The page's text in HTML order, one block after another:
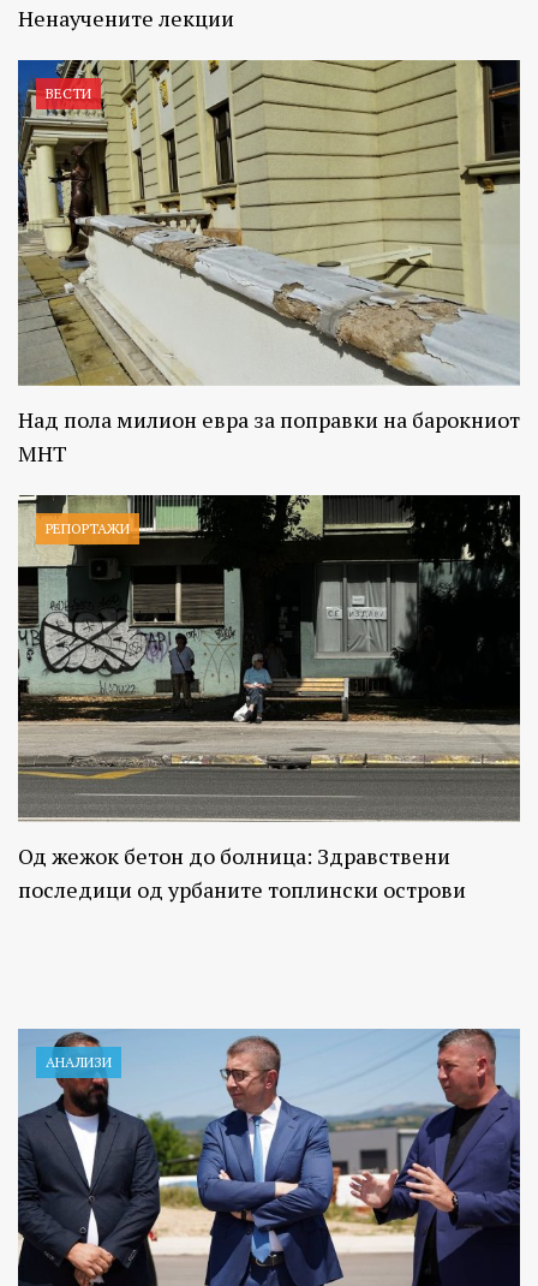
Ненаучените лекции
ВЕСТИ
Над пола милион евра за поправки на барокниот
МНТ
РЕПОРТАЖИ
Од жежок бетон до болница: Здравствени
последици од урбаните топлински острови
АНАЛИЗИ